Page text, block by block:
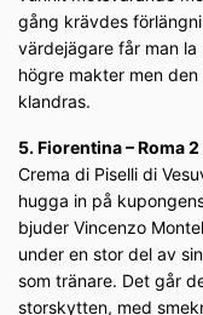
gång krävdes
värdejägare får man
högre makter men
klandras.
5. Fiorentina – Roma 2
Crema di Piselli di
hugga in på
bjuder Vincenzo
under en stor del av
som tränare. Det går
storskytten, med